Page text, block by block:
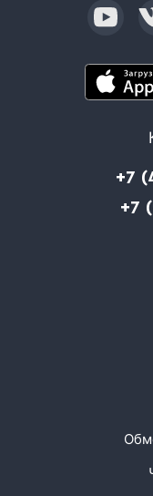
+7
+7